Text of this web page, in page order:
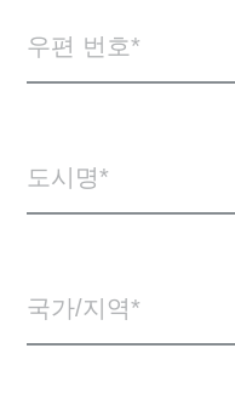
우편 번호
도시명
국가/지역*